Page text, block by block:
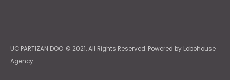
UC PARTIZAN DOO. © 2021. All Rights Reserved. Powered by Lobohouse
Agency.